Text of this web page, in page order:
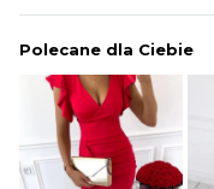
Polecane dla Ciebie